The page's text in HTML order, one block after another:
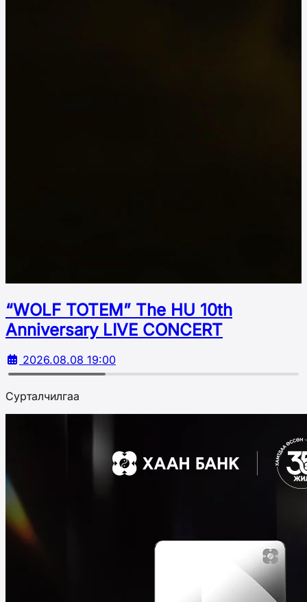
“WOLF TOTEM” The HU 10th
Аnniversary LIVE CONCERT
2026.08.08 19:00
Сурталчилгаа